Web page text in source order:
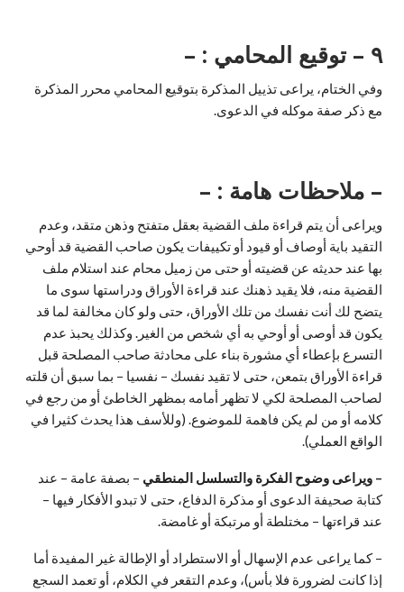
۹ – توقيع المحامي : –
وفي الختام، يراعى تذييل المذكرة بتوقيع المحامي محرر المذكرة
مع ذكر صفة موكله في الدعوى.
– ملاحظات هامة : –
ويراعى أن يتم قراءة ملف القضية بعقل متفتح وذهن متقد، وعدم
التقيد باية أوصاف أو قيود أو تكييفات يكون صاحب القضية قد أوحي
بها عند حديثه عن قضيته أو حتى من زميل محام عند استلام ملف
القضية منه، فلا يقيد ذهنك عند قراءة الأوراق ودراستها سوی ما
يتضح لك أنت نفسك من تلك الأوراق، حتى ولو كان مخالفة لما قد
يكون قد أوصى أو أوحي به أي شخص من الغير. وكذلك يحبذ عدم
التسرع بإعطاء أي مشورة بناء على محادثة صاحب المصلحة قبل
قراءة الأوراق بتمعن، حتى لا تقيد نفسك – نفسيا – بما سبق أن قلته
لصاحب المصلحة لكي لا تظهر أمامه بمظهر الخاطئ أو من رجع في
كلامه أو من لم يكن فاهمة للموضوع. (وللأسف هذا يحدث كثيرا في
الواقع العملي).
– ويراعى وضوح الفكرة والتسلسل المنطقي – بصفة عامة – عند
كتابة صحيفة الدعوى أو مذكرة الدفاع، حتى لا تبدو الأفكار فيها –
عند قراءتها – مختلطة أو مرتبكة أو غامضة.
– كما يراعى عدم الإسهال أو الاستطراد أو الإطالة غير المفيدة أما
إذا كانت لضرورة فلا بأس)، وعدم التقعر في الكلام، أو تعمد السجع